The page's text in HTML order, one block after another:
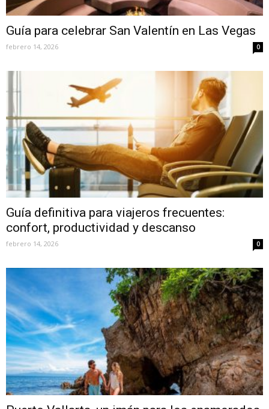
Guía para celebrar San Valentín en Las Vegas
febrero 14, 2026 0
Guía definitiva para viajeros frecuentes:
confort, productividad y descanso
febrero 14, 2026 0